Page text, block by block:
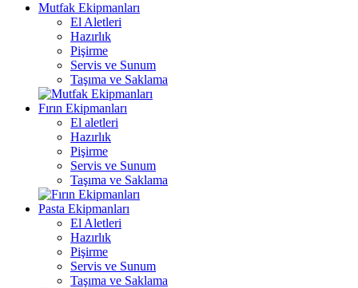
Mutfak Ekipmanları
El Aletleri
Hazırlık
Pişirme
Servis ve Sunum
Taşıma ve Saklama
Fırın Ekipmanları
El aletleri
Hazırlık
Pişirme
Servis ve Sunum
Taşıma ve Saklama
Pasta Ekipmanları
El Aletleri
Hazırlık
Pişirme
Servis ve Sunum
Taşıma ve Saklama